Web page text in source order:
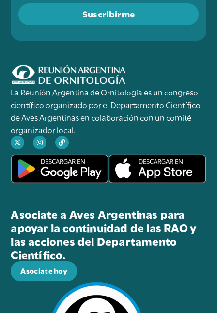
Suscribirme
La Reunión Argentina de Ornitología es un congreso
científico organizado por el Departamento Científico
de Aves Argentinas en colaboración con un comité
organizador local.
Asociate a Aves Argentinas para
apoyar la continuidad de las RAO y
las acciones del Departamento
Científico.
Asociate hoy